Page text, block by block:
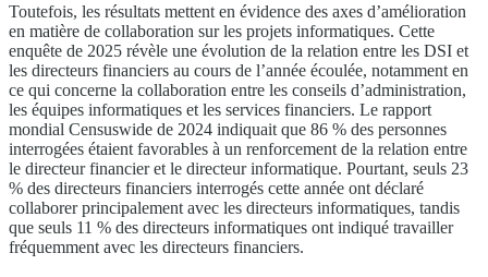
Toutefois, les résultats mettent en évidence des axes d’amélioration
en matière de collaboration sur les projets informatiques. Cette
enquête de 2025 révèle une évolution de la relation entre les DSI et
les directeurs financiers au cours de l’année écoulée, notamment en
ce qui concerne la collaboration entre les conseils d’administration,
les équipes informatiques et les services financiers. Le rapport
mondial Censuswide de 2024 indiquait que 86 % des personnes
interrogées étaient favorables à un renforcement de la relation entre
le directeur financier et le directeur informatique. Pourtant, seuls 23
% des directeurs financiers interrogés cette année ont déclaré
collaborer principalement avec les directeurs informatiques, tandis
que seuls 11 % des directeurs informatiques ont indiqué travailler
fréquemment avec les directeurs financiers.